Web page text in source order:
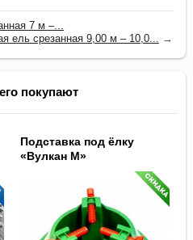
7 м –...
ель срезанная 9,00 м – 10,0...
→
покупают
Подставка под ёлку
«Вулкан M»